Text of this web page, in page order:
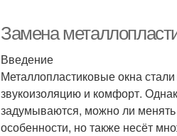
Замена
Введение
Металлопластиковые окна
звукоизоляцию и комфорт.
задумываются, можно ли менять
особенности, но также несёт